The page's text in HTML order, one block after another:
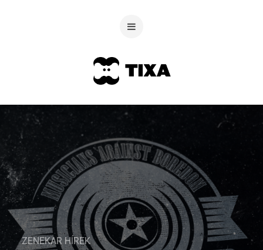
ZENEKAR HÍREK